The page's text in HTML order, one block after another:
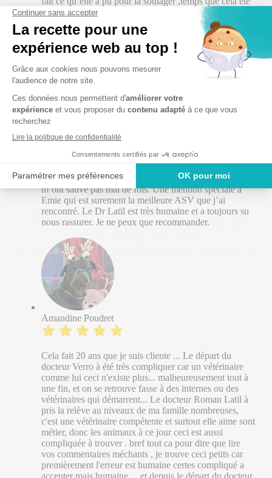
possible avant de nous accompagner vers un au delà
plus serein. Merci docteur !
Caroline C
Je ne connais pas assez de qualités pour décrire la
régulièrement Léon (cf le chat mignon en photo) et ils
m’ont sauvé pas mal de fois. Une mention spéciale à
Emie qui est surement la meilleure ASV que j’ai
rencontré. Le Dr Latil est très humaine et a toujours su
nous rassurer. Je ne peux que recommander.
Amandine Poudret
Cela fait 20 ans que je suis cliente ... Le départ du
docteur Verro à été très compliquer car un vétérinaire
comme lui ceci n'existe plus... malheureusement tout à
une fin, et on se retrouve fasse à des internes ou des
vétérinaires qui démarrent... Le docteur Roman Latil à
pris la relève au niveaux de ma famille nombreuses,
c'est une vétérinaire compétente et surtout elle aime sont
métier, donc les animaux à ce jour ceci est aussi
compliquée à trouver . bref tout ca pour dire que lire
vos commentaires méchants , je trouve ceci petits car
premièrement l'erreur est humaine certes compliqué a
accepter mais humaine ... et depuis le départ du docteur